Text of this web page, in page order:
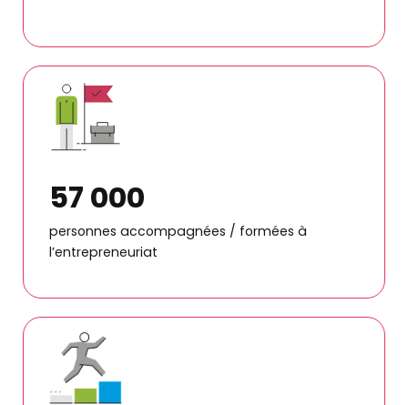
57 000
personnes accompagnées / formées à
l’entrepreneuriat